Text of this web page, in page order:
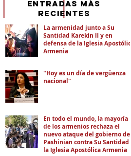
La armenidad junto a Su
Santidad Karekín II y en
defensa de la Iglesia Apostólica
Armenia
"Hoy es un día de vergüenza
nacional"
En todo el mundo, la mayoría
de los armenios rechaza el
nuevo ataque del gobierno de
Pashinian contra Su Santidad y
la Iglesia Apostólica Armenia
eNTRADAS MÁS
RECIENTES